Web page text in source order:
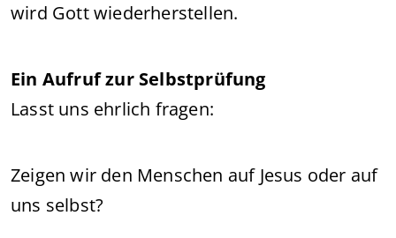
wird Gott wiederherstellen.
Ein Aufruf zur Selbstprüfung
Lasst uns ehrlich fragen:
Zeigen wir den Menschen auf Jesus oder auf
uns selbst?